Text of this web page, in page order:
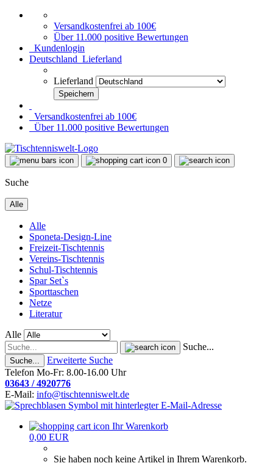
Versandkostenfrei ab 100€
Über 11.000 positive Bewertungen
Kundenlogin
Deutschland Lieferland
Lieferland
Versandkostenfrei ab 100€
Über 11.000 positive Bewertungen
0
Suche
Alle
Alle
Sponeta-Design-Line
Freizeit-Tischtennis
Vereins-Tischtennis
Schul-Tischtennis
Spar Set`s
Sporttaschen
Netze
Literatur
Alle
Suche...
Suche...
Erweiterte Suche
Telefon Mo-Fr: 8.00-16.00 Uhr
03643 / 4920776
E-Mail: info@tischtenniswelt.de
Ihr Warenkorb
0,00 EUR
Sie haben noch keine Artikel in Ihrem Warenkorb.